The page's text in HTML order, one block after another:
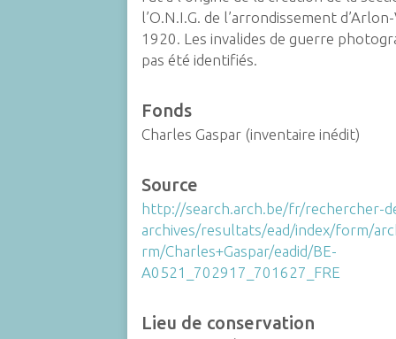
l’O.N.I.G. de l’arrondissement
1920. Les invalides de guerre
pas été identifiés.
Fonds
Charles Gaspar (inventaire inédit)
Source
http://search.arch.be/fr/rechercher-
archives/resultats/ead/index/form/
rm/Charles+Gaspar/eadid/BE-
A0521_702917_701627_FRE
Lieu de conservation